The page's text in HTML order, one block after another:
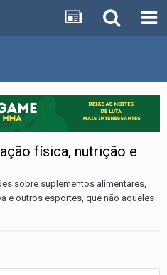
física, nutrição e
sobre suplementos alimentares,
e outros esportes, que não aqueles